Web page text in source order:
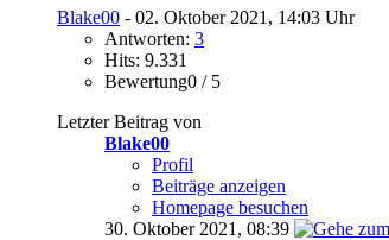
Blake00 - 02. Oktober 2021, 14:03 Uhr
Antworten: 3
Hits: 9.331
Bewertung0 / 5
Letzter Beitrag von
Blake00
Profil
Beiträge anzeigen
Homepage besuchen
30. Oktober 2021, 08:39